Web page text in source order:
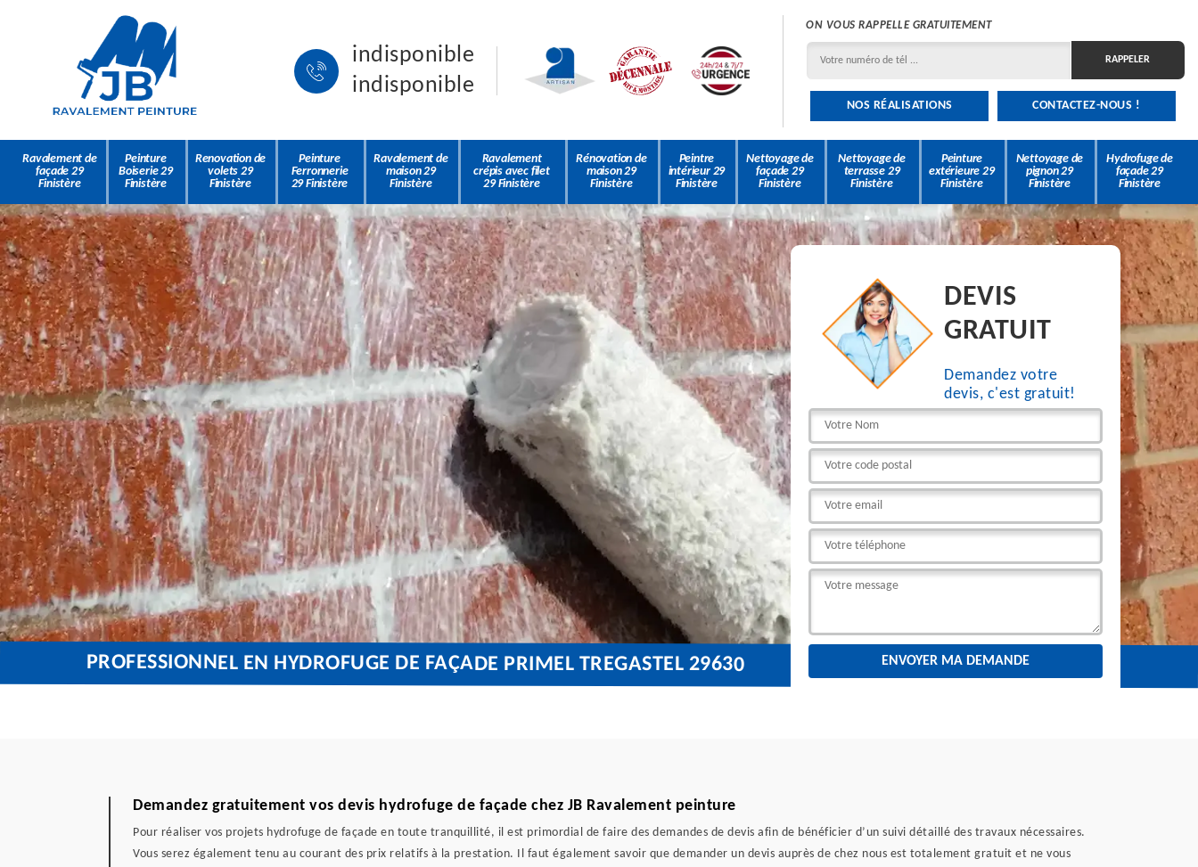
indisponible
indisponible
ON VOUS RAPPELLE GRATUITEMENT
NOS RÉALISATIONS CONTACTEZ-NOUS !
Ravalement de
façade 29
Finistère
Peinture
Boiserie 29
Finistère
Renovation de
volets 29
Finistère
Peinture
Ferronnerie
29 Finistère
Ravalement de
maison 29
Finistère
Ravalement
crépis avec filet
29 Finistère
Rénovation de
maison 29
Finistère
Peintre
intérieur 29
Finistère
Nettoyage de
façade 29
Finistère
Nettoyage de
terrasse 29
Finistère
Peinture
extérieure 29
Finistère
Nettoyage de
pignon 29
Finistère
Hydrofuge de
façade 29
Finistère
DEVIS
GRATUIT
Demandez votre
devis, c'est gratuit!
PROFESSIONNEL EN HYDROFUGE DE FAÇADE PRIMEL TREGASTEL 29630
Demandez gratuitement vos devis hydrofuge de façade chez JB Ravalement peinture
Pour réaliser vos projets hydrofuge de façade en toute tranquillité, il est primordial de faire des demandes de devis afin de bénéficier d’un suivi détaillé des travaux nécessaires.
Vous serez également tenu au courant des prix relatifs à la prestation. Il faut également savoir que demander un devis auprès de chez nous est totalement gratuit et ne vous